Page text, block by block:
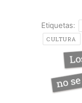
Etiquetas:
CULTURA